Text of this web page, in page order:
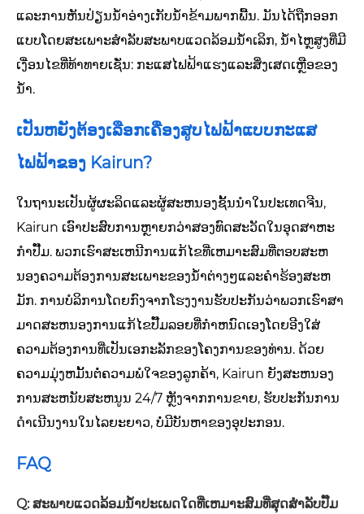
ແລະການຫັນປ່ຽນນ້ໍາອ່າງເກັບນ້ໍາຂ້າມພາກພື້ນ. ມັນໄດ້ຖືກອອກ
ແບບໂດຍສະເພາະສໍາລັບສະພາບແວດລ້ອມນ້ໍາເລິກ, ນ້ໍາໄຫຼສູງທີ່ມີ
ເງື່ອນໄຂທີ່ທ້າທາຍເຊັ່ນ: ກະແສໄຟຟ້າແຮງແລະສິ່ງເສດເຫຼືອຂອງ
ນ້ໍາ.
ເປັນຫຍັງຕ້ອງເລືອກເຄື່ອງສູບໄຟຟ້າແບບກະແສ
ໄຟຟ້າຂອງ Kairun?
ໃນຖານະເປັນຜູ້ຜະລິດແລະຜູ້ສະຫນອງຊັ້ນນໍາໃນປະເທດຈີນ,
Kairun ເອົາປະສົບການຫຼາຍກວ່າສອງທົດສະວັດໃນອຸດສາຫະ
ກໍາປັ໊ມ. ພວກ​ເຮົາ​ສະ​ເຫນີ​ການ​ແກ້​ໄຂ​ທີ່​ເຫມາະ​ສົມ​ທີ່​ຕອບ​ສະ​ຫ
ນອງ​ຄວາມ​ຕ້ອງ​ການ​ສະ​ເພາະ​ຂອງ​ນ​້​ໍ​າ​ຕ່າງໆ​ແລະ​ຄໍາ​ຮ້ອງ​ສະ​ຫ
ມັກ​. ການບໍລິການໂດຍກົງຈາກໂຮງງານຮັບປະກັນວ່າພວກເຮົາສາ
ມາດສະຫນອງການແກ້ໄຂປັ໊ມລອຍທີ່ກໍາຫນົດເອງໂດຍອີງໃສ່
ຄວາມຕ້ອງການທີ່ເປັນເອກະລັກຂອງໂຄງການຂອງທ່ານ. ດ້ວຍ
ຄວາມມຸ່ງຫມັ້ນຕໍ່ຄວາມພໍໃຈຂອງລູກຄ້າ, Kairun ຍັງສະຫນອງ
ການສະຫນັບສະຫນູນ 24/7 ຫຼັງຈາກການຂາຍ, ຮັບປະກັນການ
ດໍາເນີນງານໃນໄລຍະຍາວ, ບໍ່ມີບັນຫາຂອງອຸປະກອນ.
FAQ
Q: ສະພາບແວດລ້ອມນ້ໍາປະເພດໃດທີ່ເຫມາະສົມທີ່ສຸດສໍາລັບປັ໊ມ